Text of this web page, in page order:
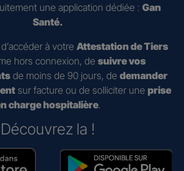
une application dédiée : Gan
Santé.
à votre Attestation de Tiers
hors connexion, de suivre vos
de moins de 90 jours, de demander
sur facture ou de solliciter une prise
charge hospitalière.
Découvrez la !